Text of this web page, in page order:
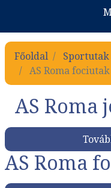
Főoldal
Sportutak
AS Roma
AS Roma
AS Roma